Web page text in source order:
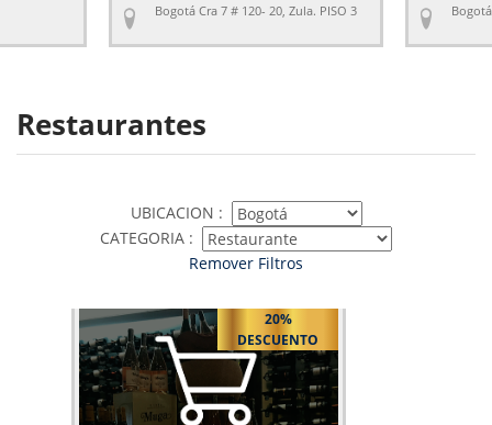
Bogotá Cra 7 # 120- 20, Zula. PISO 3
Restaurantes
UBICACION :
CATEGORIA :
Remover Filtros
20%
DESCUENTO